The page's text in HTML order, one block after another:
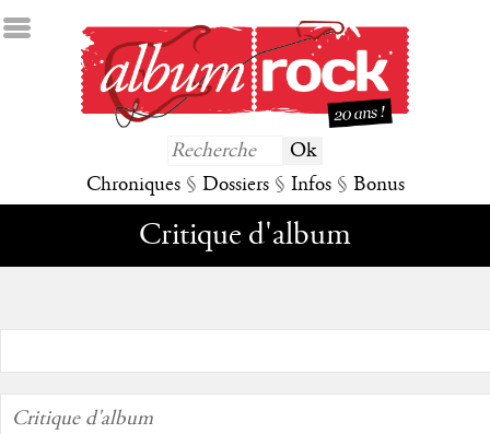
Chroniques § Dossiers § Infos § Bonus
Critique d'album
Critique d'album